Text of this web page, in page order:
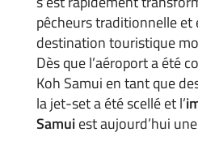
pêcheurs traditionnelle
destination touristique
Dès que l’aéroport a été
Koh Samui en tant que
la jet-set a été scellé et l’
Samuiest aujourd’hui